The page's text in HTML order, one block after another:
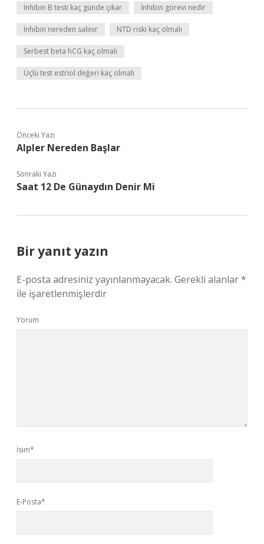
İnhibin B testi kaç günde çıkar İnhibin görevi nedir
İnhibin nereden salınır NTD riski kaç olmalı
Serbest beta hCG kaç olmalı
Üçlü test estriol değeri kaç olmalı
Önceki Yazı
Alpler Nereden Başlar
Sonraki Yazı
Saat 12 De Günaydın Denir Mi
Bir yanıt yazın
E-posta adresiniz yayınlanmayacak. Gerekli alanlar*
ile işaretlenmişlerdir
Yorum
İsim*
E-Posta*